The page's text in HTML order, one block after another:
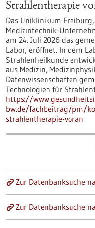
Strahlentherapie
Das Uniklinikum
Medizintechnik-
am 24. Juli 2026 das
Labor, eröffnet. In dem
Strahlenheilkunde
aus Medizin,
Datenwissenschaften
Technologien für
https://
bw.de/fachbeitrag/pm/
strahlentherapie-voran
Zur Datenbanksuche
Zur Datenbanksuche